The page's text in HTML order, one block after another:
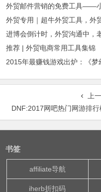
外贸专用｜超牛外贸工具，外
推荐 | 外贸电商常用工具集锦
上
DNF:2017网吧热门网游排
书签
affiliate导航
iherb折扣码